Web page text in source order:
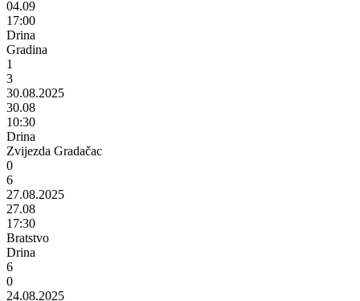
04.09
17:00
Drina
Gradina
1
3
30.08.2025
30.08
10:30
Drina
Zvijezda Gradačac
0
6
27.08.2025
27.08
17:30
Bratstvo
Drina
6
0
24.08.2025